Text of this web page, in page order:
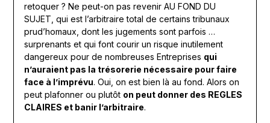
retoquer ? Ne peut-on pas revenir AU FOND DU
SUJET, qui est l’arbitraire total de certains tribunaux
prud’homaux, dont les jugements sont parfois …
surprenants et qui font courir un risque inutilement
dangereux pour de nombreuses Entreprises qui
n’auraient pas la trésorerie nécessaire pour faire
face à l’imprévu. Oui, on est bien là au fond. Alors on
peut plafonner ou plutôt on peut donner des REGLES
CLAIRES et banir l’arbitraire.